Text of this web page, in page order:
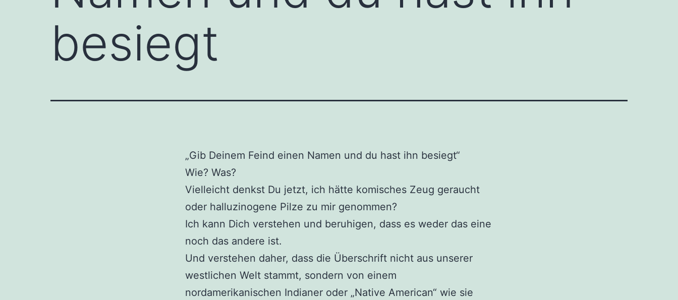
besiegt
„Gib Deinem Feind einen Namen und du hast ihn besiegt“
Wie? Was?
Vielleicht denkst Du jetzt, ich hätte komisches Zeug geraucht
oder halluzinogene Pilze zu mir genommen?
Ich kann Dich verstehen und beruhigen, dass es weder das eine
noch das andere ist.
Und verstehen daher, dass die Überschrift nicht aus unserer
westlichen Welt stammt, sondern von einem
nordamerikanischen Indianer oder „Native American“ wie sie